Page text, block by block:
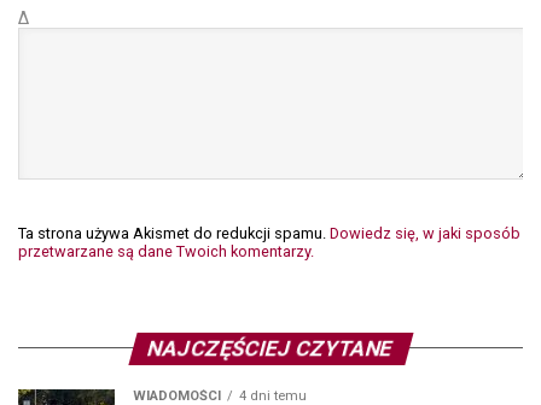
Δ
Ta strona używa Akismet do redukcji spamu. Dowiedz się, w jaki sposób
przetwarzane są dane Twoich komentarzy.
NAJCZĘŚCIEJ CZYTANE
WIADOMOŚCI 4 dni temu